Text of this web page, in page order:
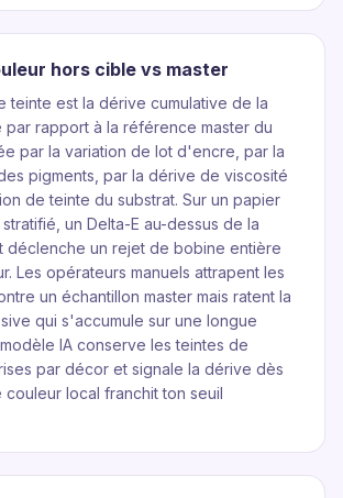
hors cible vs master
teinte est la dérive cumulative de la
par rapport à la référence master du
par la variation de lot d'encre, par la
pigments, par la dérive de viscosité
de teinte du substrat. Sur un papier
un Delta-E au-dessus de la
déclenche un rejet de bobine entière
Les opérateurs manuels attrapent les
un échantillon master mais ratent la
qui s'accumule sur une longue
IA conserve les teintes de
par décor et signale la dérive dès
local franchit ton seuil